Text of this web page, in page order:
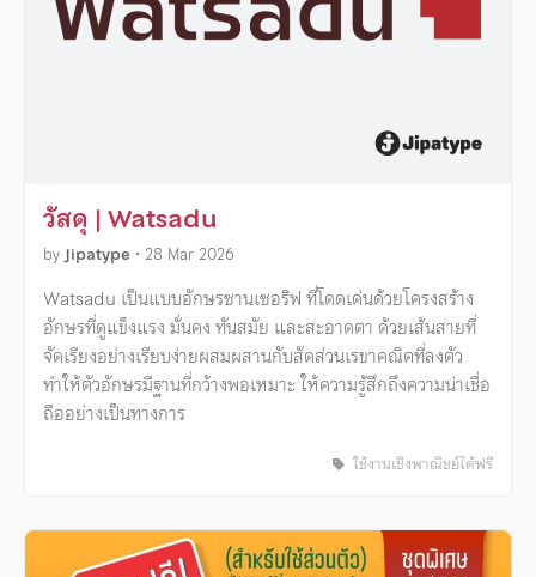
วัสดุ | Watsadu
byJipatype • 28 Mar 2026
Watsadu เป็นแบบอักษรซานเซอริฟ ที่โดดเด่นด้วยโครงสร้าง
อักษรที่ดูแข็งแรง มั่นคง ทันสมัย และสะอาดตา ด้วยเส้นสายที่
จัดเรียงอย่างเรียบง่ายผสมผสานกับสัดส่วนเรขาคณิตที่ลงตัว
ทำให้ตัวอักษรมีฐานที่กว้างพอเหมาะ ให้ความรู้สึกถึงความน่าเชื่อ
ถืออย่างเป็นทางการ
ใช้งานเชิงพาณิชย์ได้ฟรี